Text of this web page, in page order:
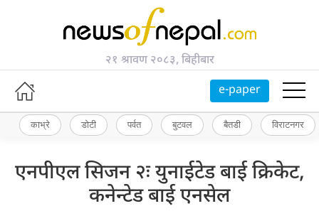
२१ श्रावण २०८३, बिहीबार
e-paper
काभ्रे डोटी पर्वत बुटवल बैतडी विराटनगर
एनपीएल सिजन २ः युनाईटेड बाई क्रिकेट,
कनेन्टेड बाई एनसेल